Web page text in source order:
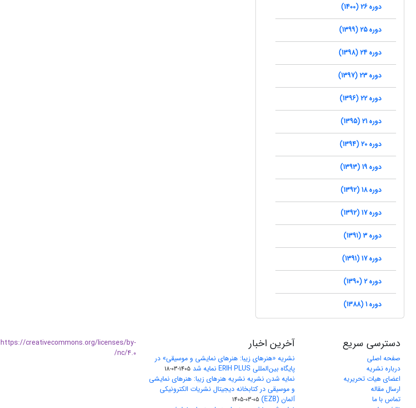
دوره 26 (1400)
دوره 25 (1399)
دوره 24 (1398)
دوره 23 (1397)
دوره 22 (1396)
دوره 21 (1395)
دوره 20 (1394)
دوره 19 (1393)
دوره 18 (1392)
دوره 17 (1392)
دوره 3 (1391)
دوره 17 (1391)
دوره 2 (1390)
دوره 1 (1388)
دسترسی سریع
صفحه اصلی
درباره نشریه
اعضای هیات تحریریه
ارسال مقاله
تماس با ما
آخرین اخبار
نشریه «هنرهای زیبا: هنرهای نمایشی و موسیقی» در
پایگاه بین‌المللی ERIH PLUS نمایه شد
1405-03-18
نمایه شدن نشریه نشریه هنرهای زیبا: هنرهای نمایشی
و موسیقی در کتابخانه دیجیتال نشریات الکترونیکی
آلمان (EZB)
1405-03-05
https://creativecommons.org/licenses/by-
nc/4.0/